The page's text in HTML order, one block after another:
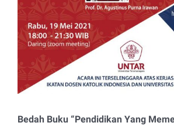
Bedah Buku “Pendidikan Yang